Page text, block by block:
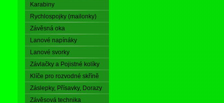
Karabiny
Rychlospojky (mailonky)
Závěsná oka
Lanové napínáky
Lanové svorky
Závlačky a Pojistné kolíky
Klíče pro rozvodné skříně
Záslepky, Přísavky, Dorazy
Závěsová technika